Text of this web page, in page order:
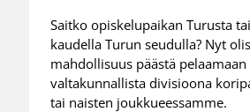
Saitko opiskelupaikan Turusta
kaudella Turun seudulla? Nyt
mahdollisuus päästä
valtakunnallista divisioona
tai naisten joukkueessamme.